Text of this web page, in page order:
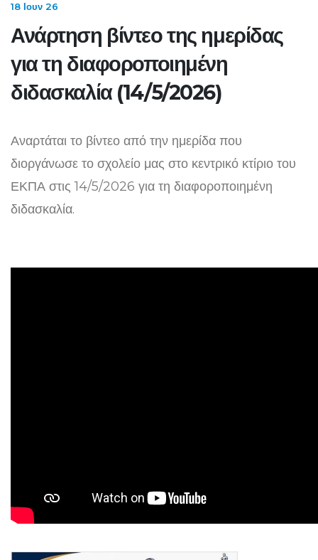
18 Ιουν 26
Ανάρτηση βίντεο της ημερίδας
για τη διαφοροποιημένη
διδασκαλία (14/5/2026)
Αναρτάται το βίντεο από την ημερίδα που
διοργάνωσε το σχολείο μας στο κεντρικό κτίριο του
ΕΚΠΑ στις 14/5/2026 για τη διαφοροποιημένη
διδασκαλία.